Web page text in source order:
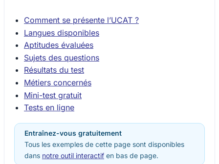
Comment se présente l’UCAT ?
Langues disponibles
Aptitudes évaluées
Sujets des questions
Résultats du test
Métiers concernés
Mini-test gratuit
Tests en ligne
Entraînez-vous gratuitement
Tous les exemples de cette page sont disponibles
dans notre outil interactif en bas de page.